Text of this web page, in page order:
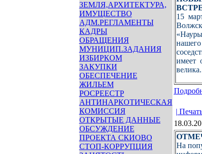
ЗЕМЛЯ,АРХИТЕКТУРА,
ИМУЩЕСТВО
АДМ.РЕГЛАМЕНТЫ
КАДРЫ
ОБРАЩЕНИЯ
МУНИЦИП.ЗАДАНИЯ
ИЗБИРКОМ
ЗАКУПКИ
ОБЕСПЕЧЕНИЕ
ЖИЛЬЕМ
РОСРЕЕСТР
АНТИНАРКОТИЧЕСКАЯ
КОМИССИЯ
ОТКРЫТЫЕ ДАННЫЕ
ОБСУЖДЕНИЕ
ПРОЕКТА СКИОВО
СТОП-КОРРУПЦИЯ
15
имеет
велика.
|
На